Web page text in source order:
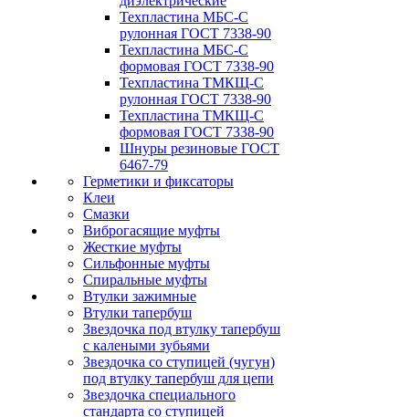
Техпластина МБС-С
рулонная ГОСТ 7338-90
Техпластина МБС-С
формовая ГОСТ 7338-90
Техпластина ТМКЩ-С
рулонная ГОСТ 7338-90
Техпластина ТМКЩ-С
формовая ГОСТ 7338-90
Шнуры резиновые ГОСТ
6467-79
Герметики и фиксаторы
Клеи
Смазки
Виброгасящие муфты
Жесткие муфты
Сильфонные муфты
Спиральные муфты
Втулки зажимные
Втулки тапербуш
Звездочка под втулку тапербуш
c калеными зубьями
Звездочка со ступицей (чугун)
под втулку тапербуш для цепи
Звездочка специального
стандарта со ступицей